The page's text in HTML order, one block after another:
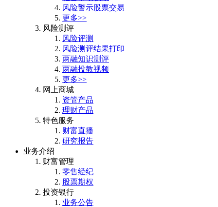
风险警示股票交易
更多>>
风险测评
风险评测
风险测评结果打印
两融知识测评
两融投教视频
更多>>
网上商城
资管产品
理财产品
特色服务
财富直播
研究报告
业务介绍
财富管理
零售经纪
股票期权
投资银行
业务公告